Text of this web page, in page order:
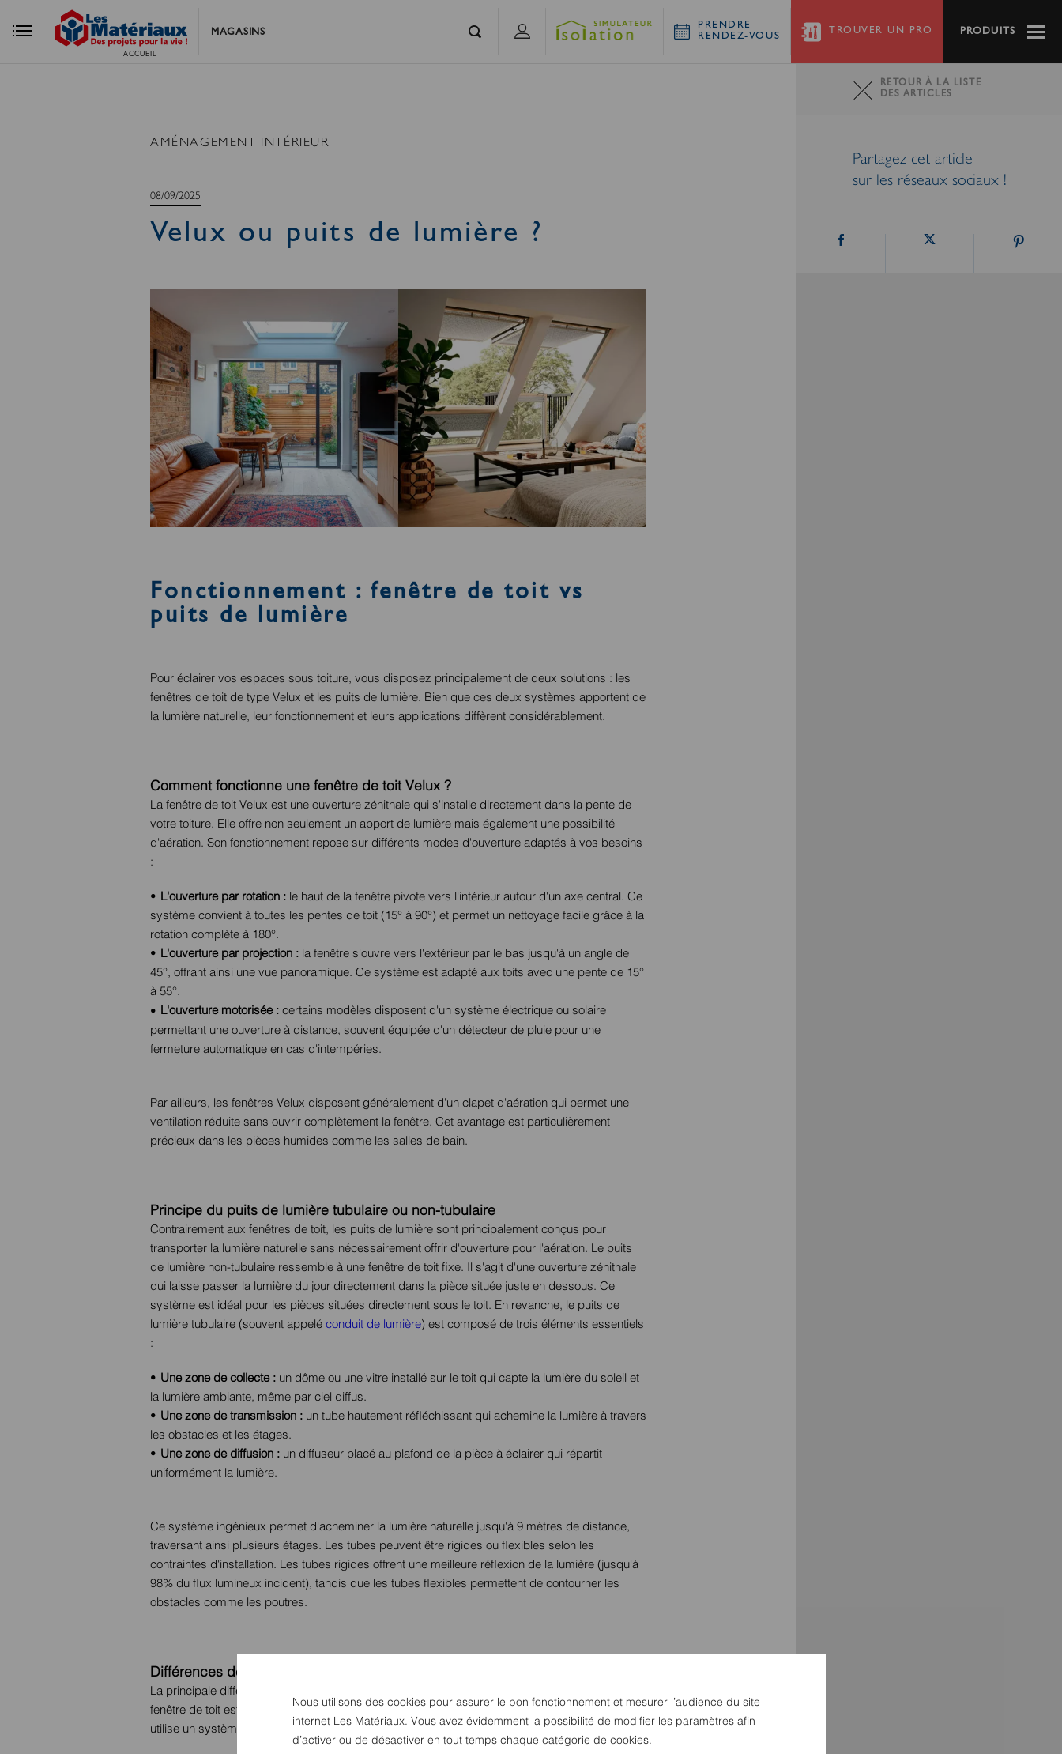
ACCUEIL
MAGASINS
PRENDRE
RENDEZ-VOUS
TROUVER UN PRO PRODUITS
AMÉNAGEMENT INTÉRIEUR
08/09/2025
Velux ou puits de lumière ?
Fonctionnement : fenêtre de toit vs
puits de lumière
Pour éclairer vos espaces sous toiture, vous disposez principalement de deux solutions : les
fenêtres de toit de type Velux et les puits de lumière. Bien que ces deux systèmes apportent de
la lumière naturelle, leur fonctionnement et leurs applications diffèrent considérablement.
Comment fonctionne une fenêtre de toit Velux ?
La fenêtre de toit Velux est une ouverture zénithale qui s'installe directement dans la pente de
votre toiture. Elle offre non seulement un apport de lumière mais également une possibilité
d'aération. Son fonctionnement repose sur différents modes d'ouverture adaptés à vos besoins
:
L'ouverture par rotation : le haut de la fenêtre pivote vers l'intérieur autour d'un axe central. Ce
système convient à toutes les pentes de toit (15° à 90°) et permet un nettoyage facile grâce à la
rotation complète à 180°.
L'ouverture par projection : la fenêtre s'ouvre vers l'extérieur par le bas jusqu'à un angle de
45°, offrant ainsi une vue panoramique. Ce système est adapté aux toits avec une pente de 15°
à 55°.
L'ouverture motorisée : certains modèles disposent d'un système électrique ou solaire
permettant une ouverture à distance, souvent équipée d'un détecteur de pluie pour une
fermeture automatique en cas d'intempéries.
Par ailleurs, les fenêtres Velux disposent généralement d'un clapet d'aération qui permet une
ventilation réduite sans ouvrir complètement la fenêtre. Cet avantage est particulièrement
précieux dans les pièces humides comme les salles de bain.
Principe du puits de lumière tubulaire ou non-tubulaire
Contrairement aux fenêtres de toit, les puits de lumière sont principalement conçus pour
transporter la lumière naturelle sans nécessairement offrir d'ouverture pour l'aération. Le puits
de lumière non-tubulaire ressemble à une fenêtre de toit fixe. Il s'agit d'une ouverture zénithale
qui laisse passer la lumière du jour directement dans la pièce située juste en dessous. Ce
système est idéal pour les pièces situées directement sous le toit. En revanche, le puits de
lumière tubulaire (souvent appelé conduit de lumière) est composé de trois éléments essentiels
:
Une zone de collecte : un dôme ou une vitre installé sur le toit qui capte la lumière du soleil et
la lumière ambiante, même par ciel diffus.
Une zone de transmission : un tube hautement réfléchissant qui achemine la lumière à travers
les obstacles et les étages.
Une zone de diffusion : un diffuseur placé au plafond de la pièce à éclairer qui répartit
uniformément la lumière.
Ce système ingénieux permet d'acheminer la lumière naturelle jusqu'à 9 mètres de distance,
traversant ainsi plusieurs étages. Les tubes peuvent être rigides ou flexibles selon les
contraintes d'installation. Les tubes rigides offrent une meilleure réflexion de la lumière (jusqu'à
98% du flux lumineux incident), tandis que les tubes flexibles permettent de contourner les
obstacles comme les poutres.
Différences de structure et de diffusion de la lumière
La principale différence structurelle entre ces deux systèmes réside dans leur conception. La
fenêtre de toit est une ouverture directe vers l'extérieur, tandis que le puits de lumière tubulaire
utilise un système de réflexion pour acheminer la lumière.
RETOUR À LA LISTE
DES ARTICLES
Partagez cet article
sur les réseaux sociaux !
Nous utilisons des cookies pour assurer le bon fonctionnement et mesurer l’audience du site
internet Les Matériaux. Vous avez évidemment la possibilité de modifier les paramètres afin
d’activer ou de désactiver en tout temps chaque catégorie de cookies.